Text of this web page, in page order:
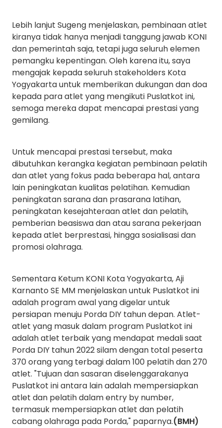
Lebih lanjut Sugeng menjelaskan, pembinaan atlet
kiranya tidak hanya menjadi tanggung jawab KONI
dan pemerintah saja, tetapi juga seluruh elemen
pemangku kepentingan. Oleh karena itu, saya
mengajak kepada seluruh stakeholders Kota
Yogyakarta untuk memberikan dukungan dan doa
kepada para atlet yang mengikuti Puslatkot ini,
semoga mereka dapat mencapai prestasi yang
gemilang.
Untuk mencapai prestasi tersebut, maka
dibutuhkan kerangka kegiatan pembinaan pelatih
dan atlet yang fokus pada beberapa hal, antara
lain peningkatan kualitas pelatihan. Kemudian
peningkatan sarana dan prasarana latihan,
peningkatan kesejahteraan atlet dan pelatih,
pemberian beasiswa dan atau sarana pekerjaan
kepada atlet berprestasi, hingga sosialisasi dan
promosi olahraga.
Sementara Ketum KONI Kota Yogyakarta, Aji
Karnanto SE MM menjelaskan untuk Puslatkot ini
adalah program awal yang digelar untuk
persiapan menuju Porda DIY tahun depan. Atlet-
atlet yang masuk dalam program Puslatkot ini
adalah atlet terbaik yang mendapat medali saat
Porda DIY tahun 2022 silam dengan total peserta
370 orang yang terbagi dalam 100 pelatih dan 270
atlet. "Tujuan dan sasaran diselenggarakanya
Puslatkot ini antara lain adalah mempersiapkan
atlet dan pelatih dalam entry by number,
termasuk mempersiapkan atlet dan pelatih
cabang olahraga pada Porda," paparnya.(BMH)